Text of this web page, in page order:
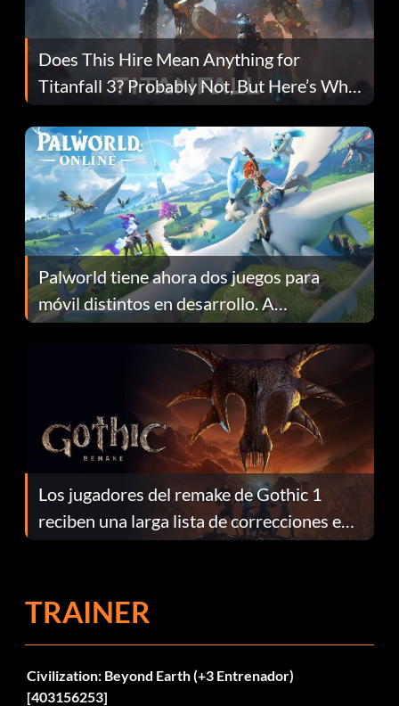
Does This Hire Mean Anything for
Titanfall 3? Probably Not, But Here’s Why
Fans Are Hopeful
Palworld tiene ahora dos juegos para
móvil distintos en desarrollo. A
continuación te explicamos por qué.
Los jugadores del remake de Gothic 1
reciben una larga lista de correcciones en
el parche 1.0.4
TRAINER
Civilization: Beyond Earth (+3 Entrenador)
[403156253]